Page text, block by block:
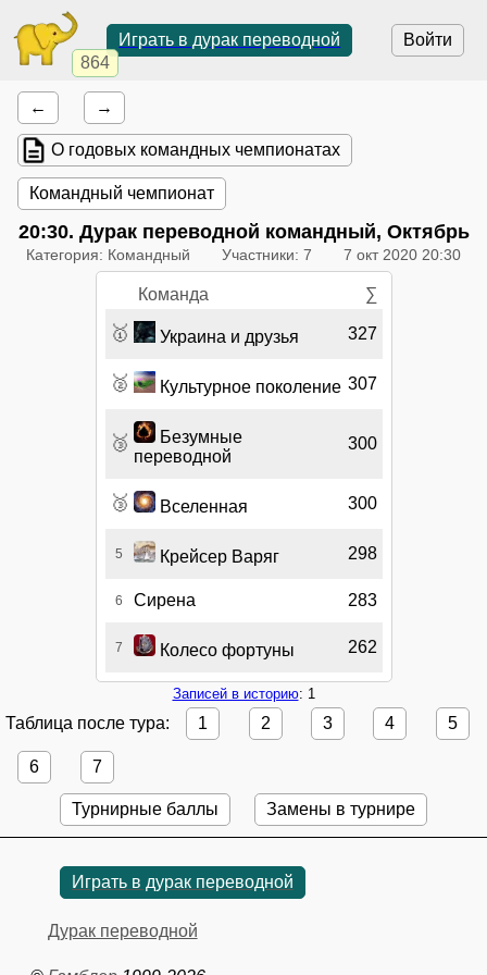
864
Войти
Играть в дурак переводной
← →
О годовых командных чемпионатах
Командный чемпионат
20:30. Дурак переводной командный, Октябрь
Категория: Командный Участники: 7 7 окт 2020 20:30
Команда ∑
🥇 Украина и друзья 327
🥈 Культурное поколение 307
🥉
Безумные
переводной
300
🥉 Вселенная 300
5 Крейсер Варяг 298
6 Сирена 283
7 Колесо фортуны 262
Записей в историю: 1
Таблица после тура: 1 2 3 4 5
6 7
Турнирные баллы Замены в турнире
Играть в дурак переводной
Дурак переводной